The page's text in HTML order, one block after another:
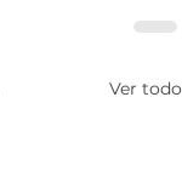
Ver todo